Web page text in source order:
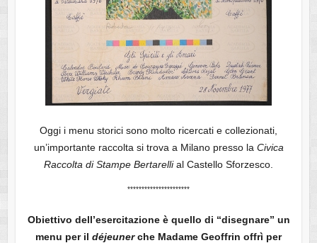
Oggi i menu storici sono molto ricercati e collezionati,
un’importante raccolta si trova a Milano presso la Civica
Raccolta di Stampe Bertarellial Castello Sforzesco.
**********************
Obiettivo dell’esercitazione è quello di “disegnare” un
menu per il déjeunerche Madame Geoffrin offrì per